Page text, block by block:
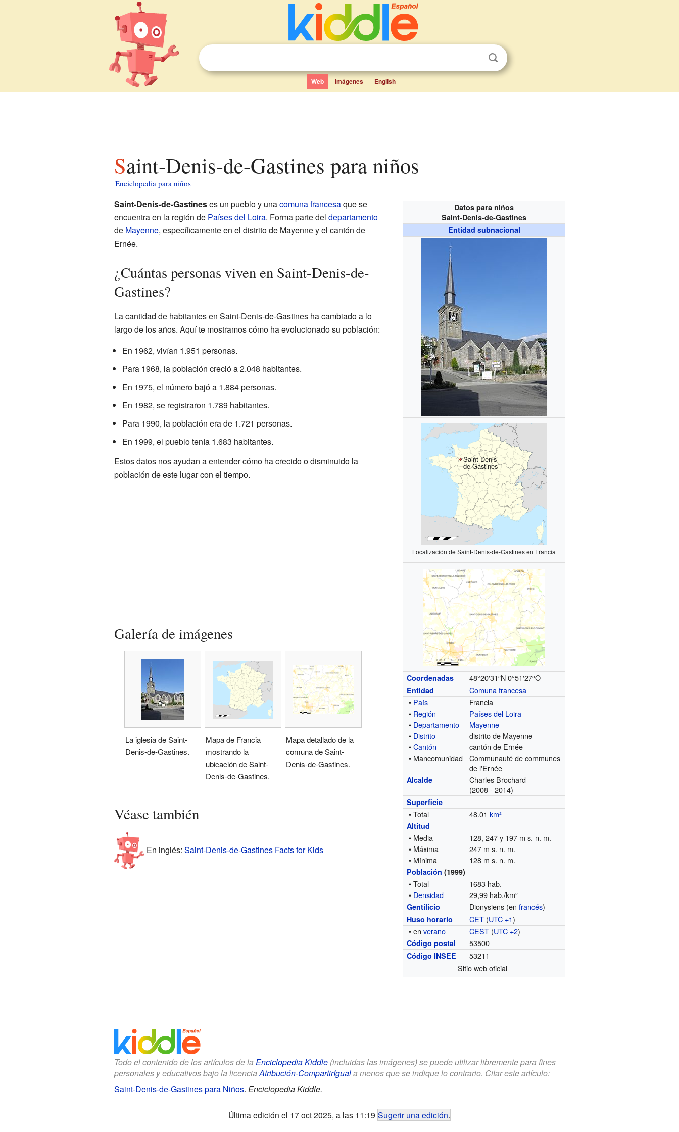
Web Imágenes English
Saint-Denis-de-Gastines para niños
Enciclopedia para niños
Datos para niños
Saint-Denis-de-Gastines
Entidad subnacional
Saint-Denis-
de-Gastines
Localización de Saint-Denis-de-Gastines en Francia
Coordenadas 48°20′31″N 0°51′27″O
Entidad
Comuna francesa
• País
Francia
• Región
Países del Loira
• Departamento
Mayenne
• Distrito
distrito de Mayenne
•Cantón
cantón de Ernée
• Mancomunidad
Communauté de communes
de l'Ernée
Alcalde
Charles Brochard
(2008 - 2014)
Superficie
• Total 48.01km²
Altitud
• Media
128, 247 y 197 m s. n. m.
• Máxima
247 m s. n. m.
• Mínima
128 m s. n. m.
Población (1999)
• Total
1683 hab.
• Densidad 29,99 hab./km²
Gentilicio Dionysiens (enfrancés)
Huso horario CET (UTC +1)
• enverano CEST (UTC +2)
Código postal 53500
Código INSEE
53211
Sitio web oficial
Saint-Denis-de-Gastineses un pueblo y unacomuna francesaque se
encuentra en la región de Países del Loira. Forma parte del departamento
de Mayenne, específicamente en el distrito de Mayenne y el cantón de
Ernée.
¿Cuántas personas viven en Saint-Denis-de-
Gastines?
La cantidad de habitantes en Saint-Denis-de-Gastines ha cambiado a lo
largo de los años. Aquí te mostramos cómo ha evolucionado su población:
En 1962, vivían 1.951 personas.
Para 1968, la población creció a 2.048 habitantes.
En 1975, el número bajó a 1.884 personas.
En 1982, se registraron 1.789 habitantes.
Para 1990, la población era de 1.721 personas.
En 1999, el pueblo tenía 1.683 habitantes.
Estos datos nos ayudan a entender cómo ha crecido o disminuido la
población de este lugar con el tiempo.
Galería de imágenes
La iglesia de Saint-
Denis-de-Gastines.
Mapa de Francia
mostrando la
ubicación de Saint-
Denis-de-Gastines.
Mapa detallado de la
comuna de Saint-
Denis-de-Gastines.
Véase también
En inglés: Saint-Denis-de-Gastines Facts for Kids
Todo el contenido de los artículos de la Enciclopedia Kiddle(incluidas las imágenes) se puede utilizar libremente para fines
personales y educativos bajo la licencia Atribución-CompartirIguala menos que se indique lo contrario. Citar este artículo:
Saint-Denis-de-Gastines para Niños. Enciclopedia Kiddle.
Última edición el 17 oct 2025, a las 11:19 Sugerir una edición.